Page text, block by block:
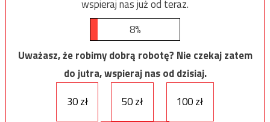
wspieraj nas już od teraz.
8%
Uważasz, że robimy dobrą robotę? Nie czekaj zatem
do jutra, wspieraj nas od dzisiaj.
30 zł
50 zł 100 zł